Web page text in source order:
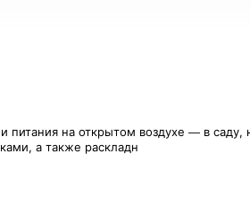
на открытом воздухе — в саду,